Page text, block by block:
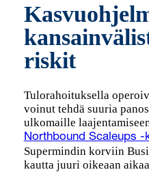
riskit
Tulorahoituksella
voinut tehdä suuria
ulkomaille
Northbound Scaleups -
Supermindin korviin
kautta juuri oikeaan